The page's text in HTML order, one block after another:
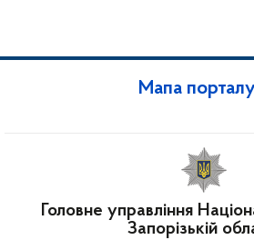
Мапа
Головне управління
Запорізькій